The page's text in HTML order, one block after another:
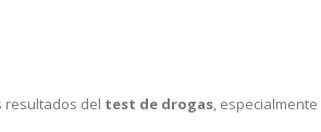
resultados del test de drogas,